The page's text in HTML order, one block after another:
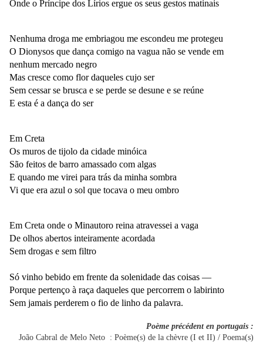
Onde o Príncipe dos Lírios ergue os seus gestos matinais
Nenhuma droga me embriagou me escondeu me protegeu
O Dionysos que dança comigo na vagua não se vende em
nenhum mercado negro
Mas cresce como flor daqueles cujo ser
Sem cessar se brusca e se perde se desune e se reúne
E esta é a dança do ser
Em Creta
Os muros de tijolo da cidade minóica
São feitos de barro amassado com algas
E quando me virei para trás da minha sombra
Vi que era azul o sol que tocava o meu ombro
Em Creta onde o Minautoro reina atravessei a vaga
De olhos abertos inteiramente acordada
Sem drogas e sem filtro
Só vinho bebido em frente da solenidade das coisas ―
Porque pertenço à raça daqueles que percorrem o labirinto
Sem jamais perderem o fio de linho da palavra.
Poème précédent en portugais :
João Cabral de Melo Neto : Poème(s) de la chèvre (I et II) / Poema(s)